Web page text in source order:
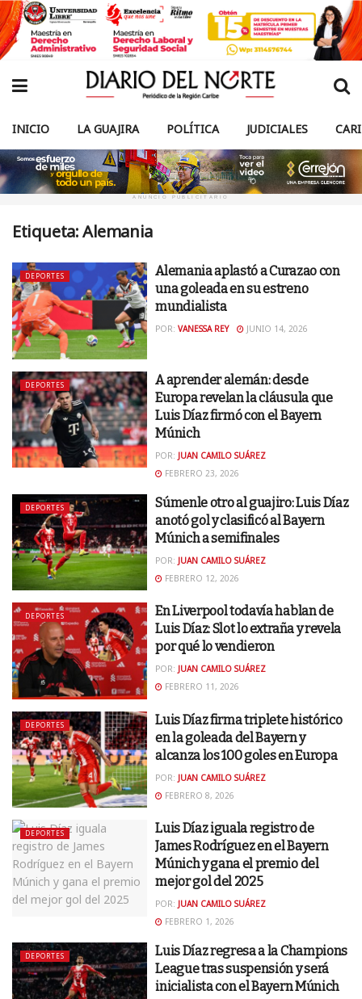
INICIO LA GUAJIRA POLÍTICA JUDICIALES
ANUNCIO PUBLICITARIO
Etiqueta:Alemania
DEPORTES
Alemania aplastó a Curazao con
una goleada en su estreno
mundialista
POR: VANESSA REY JUNIO 14, 2026
DEPORTES
A aprender alemán: desde
Europa revelan la cláusula que
Luis Díaz firmó con el Bayern
Múnich
POR: JUAN CAMILO SUÁREZ
FEBRERO 23, 2026
DEPORTES
Súmenle otro al guajiro: Luis Díaz
anotó gol y clasificó al Bayern
Múnich a semifinales
POR: JUAN CAMILO SUÁREZ
FEBRERO 12, 2026
DEPORTES
En Liverpool todavía hablan de
Luis Díaz: Slot lo extraña y revela
por qué lo vendieron
POR: JUAN CAMILO SUÁREZ
FEBRERO 11, 2026
DEPORTES
Luis Díaz firma triplete histórico
en la goleada del Bayern y
alcanza los 100 goles en Europa
POR: JUAN CAMILO SUÁREZ
FEBRERO 8, 2026
DEPORTES
Luis Díaz iguala registro de
James Rodríguez en el Bayern
Múnich y gana el premio del
mejor gol del 2025
POR: JUAN CAMILO SUÁREZ
FEBRERO 1, 2026
DEPORTES
Luis Díaz regresa a la Champions
League tras suspensión y será
inicialista con el Bayern Múnich